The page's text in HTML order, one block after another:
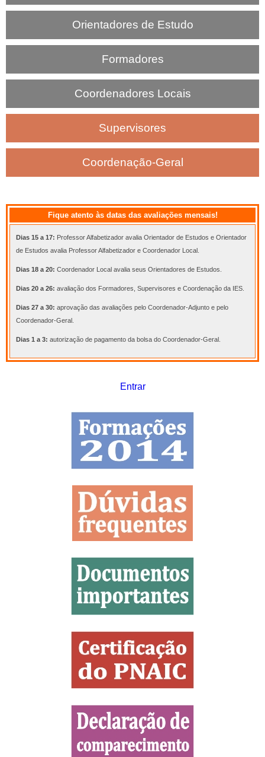
Orientadores de Estudo
Formadores
Coordenadores Locais
Supervisores
Coordenação-Geral
Fique atento às datas das avaliações mensais!
Dias 15 a 17: Professor Alfabetizador avalia Orientador de Estudos e Orientador
de Estudos avalia Professor Alfabetizador e Coordenador Local.
Dias 18 a 20: Coordenador Local avalia seus Orientadores de Estudos.
Dias 20 a 26: avaliação dos Formadores, Supervisores e Coordenação da IES.
Dias 27 a 30: aprovação das avaliações pelo Coordenador-Adjunto e pelo
Coordenador-Geral.
Dias 1 a 3: autorização de pagamento da bolsa do Coordenador-Geral.
Entrar